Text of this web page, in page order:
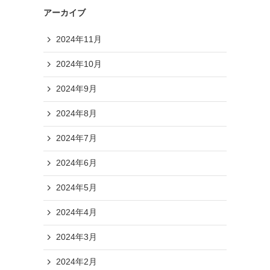
アーカイブ
2024年11月
2024年10月
2024年9月
2024年8月
2024年7月
2024年6月
2024年5月
2024年4月
2024年3月
2024年2月